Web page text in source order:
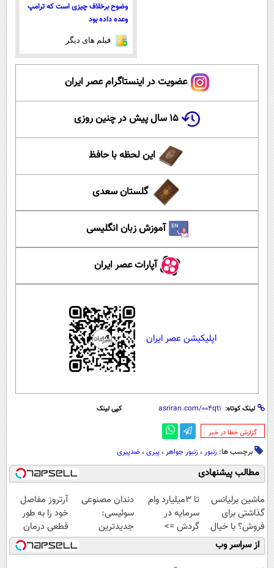
وضوح برخلاف چیزی است که ترامپ
وعده داده بود
فیلم های دیگر
عضویت در اینستاگرام عصر ایران
۱۵ سال پیش در چنین روزی
این لحظه با حافظ
گلستان سعدی
آموزش زبان انگلیسی
آپارات عصر ایران
اپلیکیشن عصر ایران
لینک کوتاه: کپی لینک
‌گزارش خطا در خبر
برچسب ها: زنبور ، زنبور جواهر ، پیری ، ضدپیری
مطالب پیشنهادی
ماشین برلیانس
گذاشتی برای
فروش؟ با خیال
راحت بفروش
تا 3میلیارد وام
سرمایه در
گردش =>
فروشگاهت رو
ثبت کن
دندان مصنوعی
سوئیسی:
جدیدترین
فناوری اروپا،
سبک و مقاوم |
آرتروز مفاصل
خود را به طور
قطعی درمان
کنید!
◗پرسش‌نامه◖
از سراسر وب